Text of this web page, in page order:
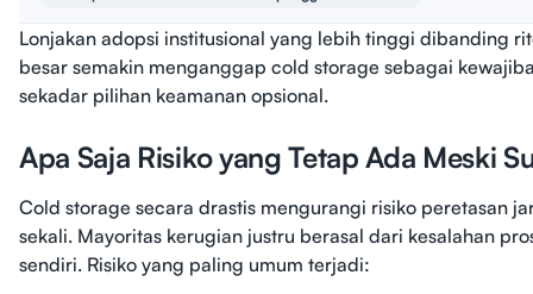
Lonjakan adopsi institusional yang lebih tinggi dibanding
besar semakin menganggap cold storage sebagai
sekadar pilihan keamanan opsional.
Apa Saja Risiko yang Tetap Ada Meski
Cold storage secara drastis mengurangi risiko peretasan
sekali. Mayoritas kerugian justru berasal dari kesalahan
sendiri. Risiko yang paling umum terjadi: